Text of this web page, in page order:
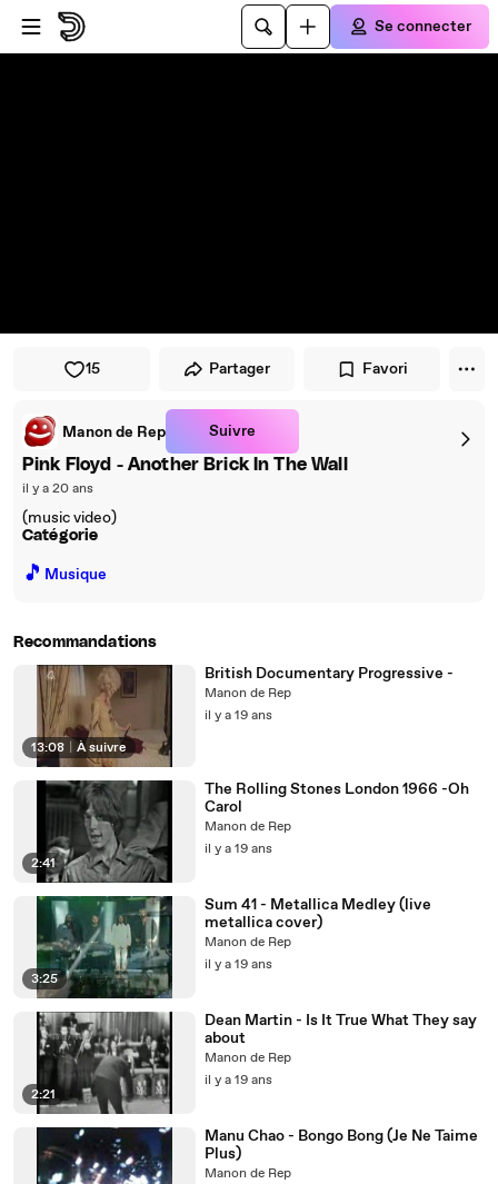
Passer au player
Passer au contenu principal
Se connecter
15 Partager Favori
Manon de Rep Suivre
Pink Floyd - Another Brick In The Wall
il y a 20 ans
(music video)
Catégorie
🎵 Musique
Recommandations
13:08 À suivre
British Documentary Progressive -
Manon de Rep
il y a 19 ans
2:41
The Rolling Stones London 1966 -Oh
Carol
Manon de Rep
il y a 19 ans
3:25
Sum 41 - Metallica Medley (live
metallica cover)
Manon de Rep
il y a 19 ans
2:21
Dean Martin - Is It True What They say
about
Manon de Rep
il y a 19 ans
Manu Chao - Bongo Bong (Je Ne Taime
Plus)
Manon de Rep